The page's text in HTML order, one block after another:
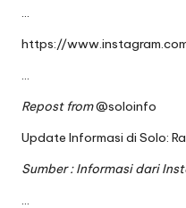
…
https://
…
Repost from@soloinfo
Update Informasi di Solo:
Sumber : Informasi dari
…